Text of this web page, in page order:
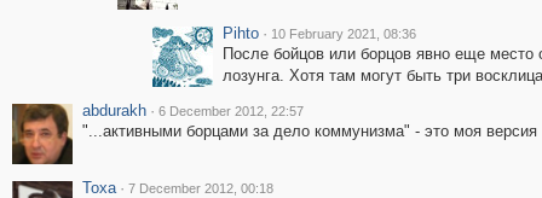
Pihto · 10 February 2021, 08:36
После бойцов или борцов явно еще место
лозунга. Хотя там могут быть три
abdurakh · 6 December 2012, 22:57
"...активными борцами за дело коммунизма" - это моя версия
Toxa · 7 December 2012, 00:18